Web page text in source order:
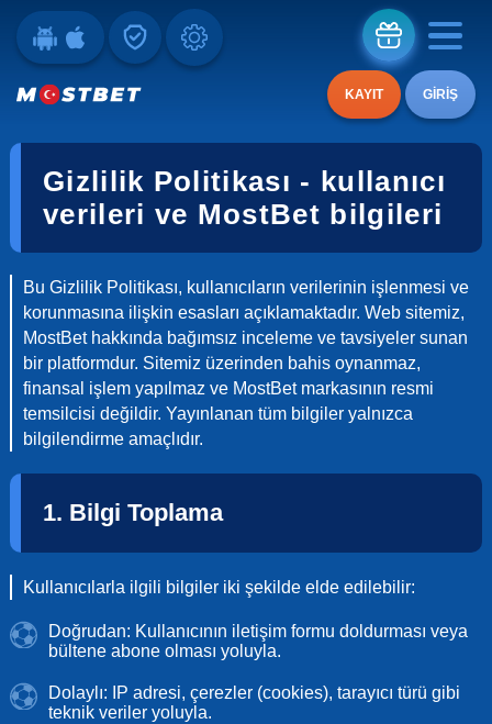
KAYIT GIRIŞ
Gizlilik Politikası - kullanıcı
verileri ve MostBet bilgileri
Bu Gizlilik Politikası, kullanıcıların verilerinin işlenmesi ve
korunmasına ilişkin esasları açıklamaktadır. Web sitemiz,
MostBet hakkında bağımsız inceleme ve tavsiyeler sunan
bir platformdur. Sitemiz üzerinden bahis oynanmaz,
finansal işlem yapılmaz ve MostBet markasının resmi
temsilcisi değildir. Yayınlanan tüm bilgiler yalnızca
bilgilendirme amaçlıdır.
1. Bilgi Toplama
Kullanıcılarla ilgili bilgiler iki şekilde elde edilebilir:
Doğrudan: Kullanıcının iletişim formu doldurması veya
bültene abone olması yoluyla.
Dolaylı: IP adresi, çerezler (cookies), tarayıcı türü gibi
teknik veriler yoluyla.